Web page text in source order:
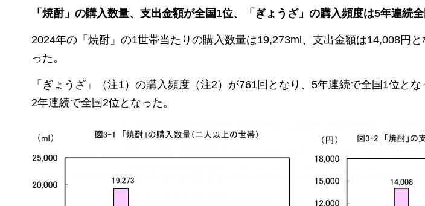
「焼酎」の購入数量、支出金額が全国1位、「ぎょうざ」の購入頻度は5年連続
2024年の「焼酎」の1世帯当たりの購入数量は19,273ml、支出金額は14,008円
った。
「ぎょうざ」（注1）の購入頻度（注2）が761回となり、5年連続で全国1位とな
2年連続で全国2位となった。